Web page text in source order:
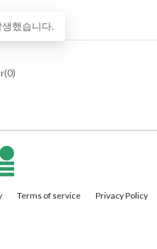
0)
Terms of service Privacy Policy
했습니다.